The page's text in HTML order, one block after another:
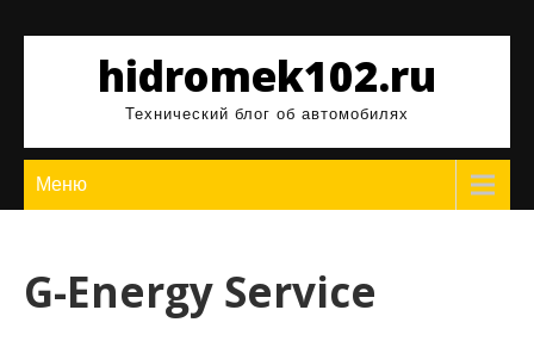
содержимомуhidromek102.ru
Технический блог об автомобилях
Меню
G-Energy Service